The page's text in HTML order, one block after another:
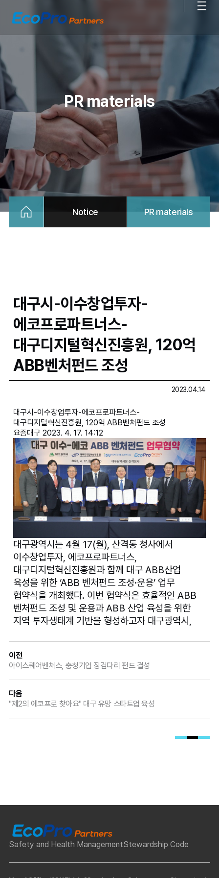
PR materials
Notice PR materials
대구시-이수창업투자-
에코프로파트너스-
대구디지털혁신진흥원, 120억
ABB벤처펀드 조성
2023.04.14
대구시-이수창업투자-에코프로파트너스-
대구디지털혁신진흥원, 120억 ABB벤처펀드 조성
요즘대구 2023. 4. 17. 14:12
대구광역시는 4월 17(월), 산격동 청사에서
이수창업투자, 에코프로파트너스,
대구디지털혁신진흥원과 함께 대구 ABB산업
육성을 위한 ‘ABB 벤처펀드 조성·운용’ 업무
협약식을 개최했다. 이번 협약식은 효율적인 ABB
벤처펀드 조성 및 운용과 ABB 산업 육성을 위한
지역 투자생태계 기반을 형성하고자 대구광역시,
2022년 하반기에 조성된 ‘ABB성장펀드’(234억 원
규모)에 이어 두 번째로 지역에 조성되는 ABB산업
연계형 펀드로 기획한 것으로 지난 3월 공모로
운용사를 선정했는데, 총 4개사가 응모하여 최종
선정됐다. 수도권에 본점을 두고 있는 이들 운용사는
ABB산업 생태계 활성화에도 큰 도움을 줄 것으로
기대된다. 펀드 출자금은 대구광역시 40억 원,
대구에 본사를 두고 있는 (주)이수페타시스 29억 원,
이차전지 배터리 사업으로 급격히 성장하고 있는
(주)에코프로이노베이션 29억 원, 운용사 등 22억
이전
아이스퀘어벤처스, 충청기업 징검다리 펀드 결성
다음
"제2의 에코프로 찾아요" 대구 유망 스타트업 육성
Safety and Health ManagementStewardship Code